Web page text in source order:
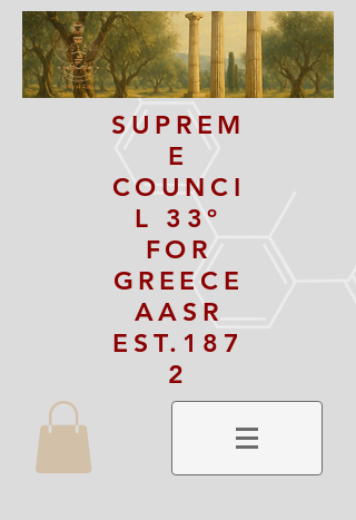
SUPREM
E
COUNCI
L 33º
FOR
GREECE
AASR
EST.187
2